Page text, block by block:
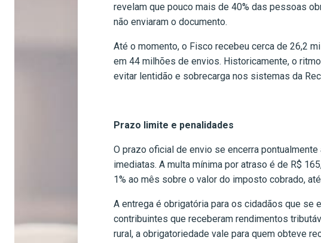
revelam que pouco mais de 40% das pessoas
não enviaram o documento.
Até o momento, o Fisco recebeu cerca de 26,2
em 44 milhões de envios. Historicamente, o
evitar lentidão e sobrecarga nos sistemas da
Prazo limite e penalidades
O prazo oficial de envio se encerra
imediatas. A multa mínima por atraso é de R$
1% ao mês sobre o valor do imposto cobrado,
A entrega é obrigatória para os cidadãos que
contribuintes que receberam rendimentos
rural, a obrigatoriedade vale para quem obteve